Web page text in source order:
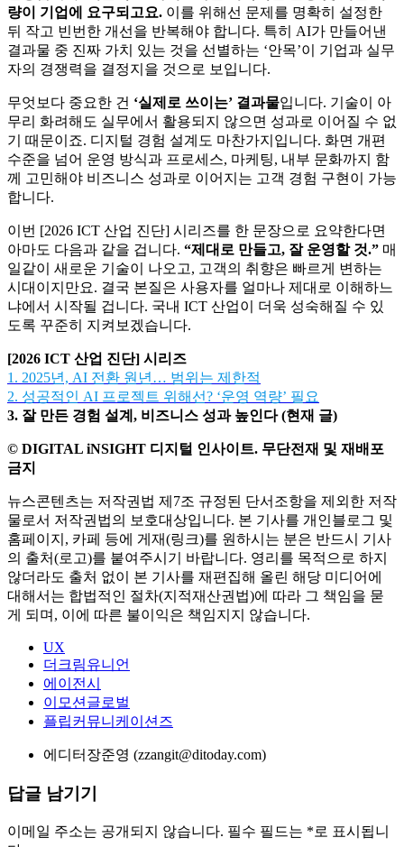
꾀했으며, 디지털 프로젝트 입찰 과정에서도 단가 경쟁이 치열
해졌습니다.
이런 배경 속에서 2026년은 AI 전환의 성과를 가르는 해가 될
량이 기업에 요구되고요.이를 위해선 문제를 명확히 설정한
뒤 작고 빈번한 개선을 반복해야 합니다. 특히 AI가 만들어낸
결과물 중 진짜 가치 있는 것을 선별하는 ‘안목’이 기업과 실무
자의 경쟁력을 결정지을 것으로 보입니다.
무엇보다 중요한 건
기 때문이죠. 디지털 경험 설계도 마찬가지입니다. 화면 개편
수준을 넘어 운영 방식과 프로세스, 마케팅, 내부 문화까지 함
께 고민해야 비즈니스 성과로 이어지는 고객 경험 구현이 가능
합니다.
이번 [2026 ICT 산업 진단] 시리즈를 한 문장으로 요약한다면
일같이 새로운 기술이 나오고, 고객의 취향은 빠르게 변하는
시대이지만요. 결국 본질은 사용자를 얼마나 제대로 이해하느
냐에서 시작될 겁니다. 국내 ICT 산업이 더욱 성숙해질 수 있
도록 꾸준히 지켜보겠습니다.
[2026 ICT 산업 진단] 시리즈
1. 2025년, AI 전환 원년… 범위는 제한적
3. 잘 만든 경험 설계, 비즈니스 성과 높인다 (현재 글)
© DIGITAL iNSIGHT 디지털 인사이트. 무단전재 및 재배포
금지
뉴스콘텐츠는 저작권법 제7조 규정된 단서조항을 제외한 저작
물로서 저작권법의 보호대상입니다. 본 기사를 개인블로그 및
의 출처(로고)를 붙여주시기 바랍니다. 영리를 목적으로 하지
않더라도 출처 없이 본 기사를 재편집해 올린 해당 미디어에
대해서는 합법적인 절차(지적재산권법)에 따라 그 책임을 묻
게 되며, 이에 따른 불이익은 책임지지 않습니다.
더크림유니언
이모션글로벌